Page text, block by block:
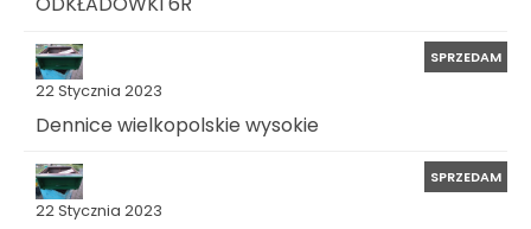
22 Stycznia 2023
SPRZEDAM
Dennice wielkopolskie wysokie
22 Stycznia 2023
SPRZEDAM